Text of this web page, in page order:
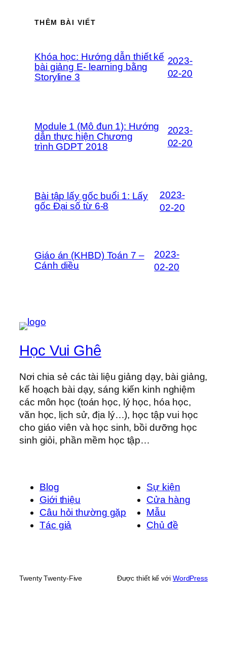
THÊM BÀI VIẾT
Khóa học: Hướng dẫn thiết kế
bài giảng E- learning bằng
Storyline 3
2023-
02-20
Module 1 (Mô đun 1): Hướng
dẫn thực hiện Chương
trình GDPT 2018
2023-
02-20
Bài tập lấy gốc buổi 1: Lấy
gốc Đại số từ 6-8
2023-
02-20
Giáo án (KHBD) Toán 7 –
Cánh diều
2023-
02-20
Học Vui Ghê
Nơi chia sẻ các tài liệu giảng dạy, bài giảng,
kế hoạch bài dạy, sáng kiến kinh nghiệm
các môn học (toán học, lý học, hóa học,
văn học, lịch sử, địa lý…), học tập vui học
cho giáo viên và học sinh, bồi dưỡng học
sinh giỏi, phần mềm học tập…
Blog
Giới thiệu
Câu hỏi thường gặp
Tác giả
Sự kiện
Cửa hàng
Mẫu
Chủ đề
Twenty Twenty-Five Được thiết kế với WordPress